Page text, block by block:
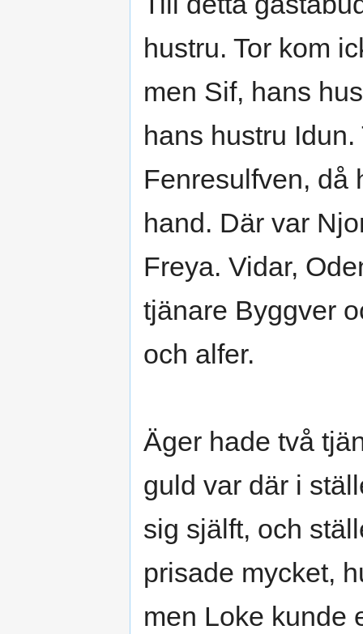
hustru. Tor kom
men Sif, hans
hans hustru
Fenresulfven, då
hand. Där var
Freya. Vidar,
tjänare Byggver
och alfer.
Äger hade två
guld var där i
sig själft, och
prisade mycket,
men Loke kunde